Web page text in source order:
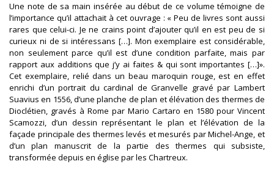
Une note de sa main insérée au début de ce volume témoigne de
l’importance qu’il attachait à cet ouvrage : « Peu de livres sont aussi
rares que celui-ci. Je ne crains point d’ajouter qu’il en est peu de si
curieux ni de si intéressans […]. Mon exemplaire est considérable,
non seulement parce qu’il est d’une condition parfaite, mais par
rapport aux additions que j’y ai faites & qui sont importantes […]».
Cet exemplaire, relié dans un beau maroquin rouge, est en effet
enrichi d’un portrait du cardinal de Granvelle gravé par Lambert
Suavius en 1556, d’une planche de plan et élévation des thermes de
Dioclétien, gravés à Rome par Mario Cartaro en 1580 pour Vincent
Scamozzi, d’un dessin représentant le plan et l’élévation de la
façade principale des thermes levés et mesurés par Michel-Ange, et
d’un plan manuscrit de la partie des thermes qui subsiste,
transformée depuis en église par les Chartreux.